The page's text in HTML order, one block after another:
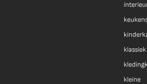
klassiek
kleine